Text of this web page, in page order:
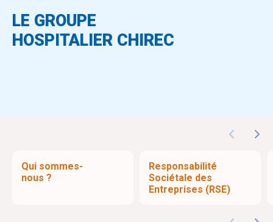
LE GROUPE
HOSPITALIER CHIREC
Previous
Qui sommes-
nous ?
Responsabilité
Sociétale des
Entreprises (RSE)